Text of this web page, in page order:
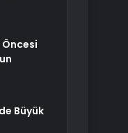
Öncesi
Büyük